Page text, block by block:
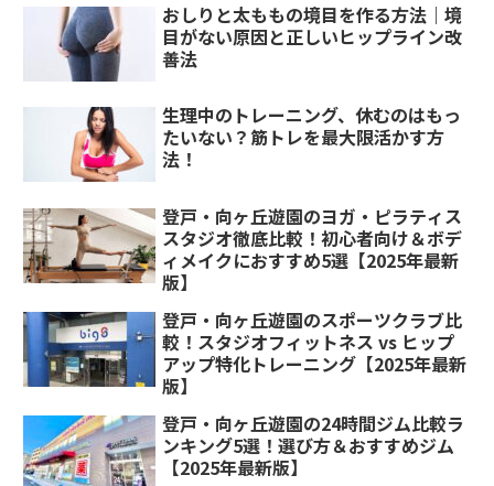
おしりと太ももの境目を作る方法｜境
目がない原因と正しいヒップライン改
善法
生理中のトレーニング、休むのはもっ
たいない？筋トレを最大限活かす方
法！
登戸・向ヶ丘遊園のヨガ・ピラティス
スタジオ徹底比較！初心者向け＆ボデ
ィメイクにおすすめ5選【2025年最新
版】
登戸・向ヶ丘遊園のスポーツクラブ比
較！スタジオフィットネス vs ヒップ
アップ特化トレーニング【2025年最新
版】
登戸・向ヶ丘遊園の24時間ジム比較ラ
ンキング5選！選び方＆おすすめジム
【2025年最新版】